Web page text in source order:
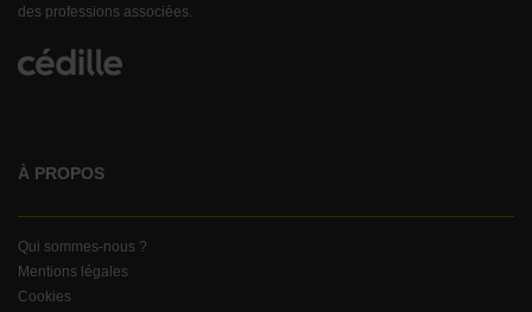
des professions associées.
À PROPOS
Qui sommes-nous ?
Mentions légales
Cookies